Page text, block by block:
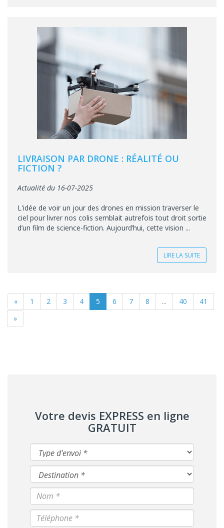
LIVRAISON PAR DRONE : RÉALITÉ OU
FICTION ?
Actualité du 16-07-2025
L'idée de voir un jour des drones en mission traverser le
ciel pour livrer nos colis semblait autrefois tout droit sortie
d’un film de science-fiction. Aujourd’hui, cette vision ...
LIRE LA SUITE
« 1 2 3 4 5 6 7 8 ... 40
41
»
Votre devis EXPRESS en ligne
GRATUIT